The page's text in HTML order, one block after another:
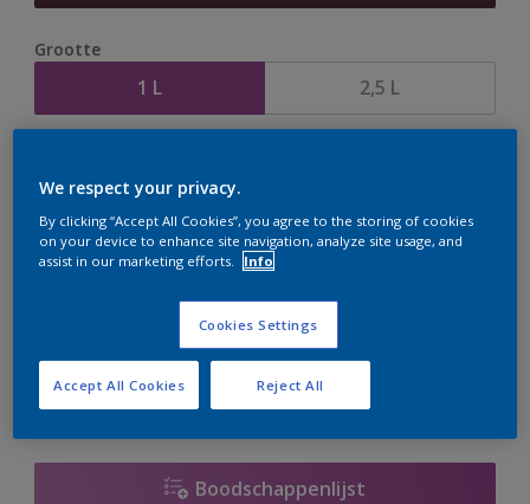
Grootte
1 L 2,5 L
er hard aan om de voorraad aan te vullen.
Boodschappenlijst
We respect your privacy.
By clicking “Accept All Cookies”, you agree to the storing of cookies
on your device to enhance site navigation, analyze site usage, and
assist in our marketing efforts.
Info
Cookies Settings
Reject All
Accept All Cookies